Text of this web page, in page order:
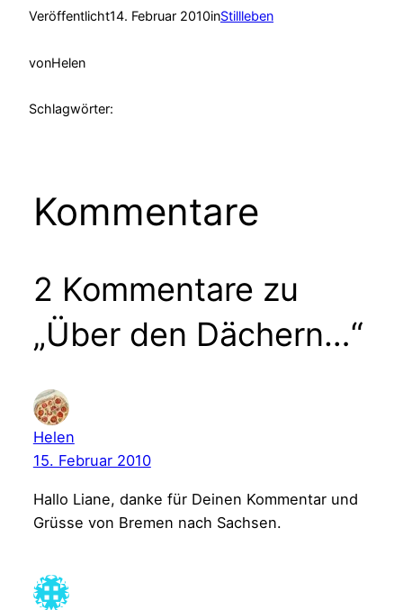
Veröffentlicht14. Februar 2010inStillleben
vonHelen
Schlagwörter:
Kommentare
2 Kommentare zu
„Über den Dächern…“
Helen
15. Februar 2010
Hallo Liane, danke für Deinen Kommentar und
Grüsse von Bremen nach Sachsen.